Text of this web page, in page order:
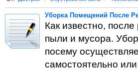
Уборка Помещений После
Как известно,
пыли и мусора.
посему
самостоятельно